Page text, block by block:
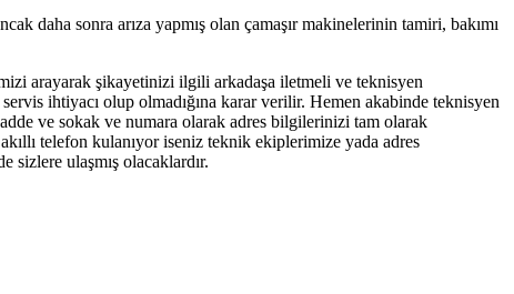
daha sonra arıza yapmış olan çamaşır makinelerinin tamiri, bakımı
arayarak şikayetinizi ilgili arkadaşa iletmeli ve teknisyen
ihtiyacı olup olmadığına karar verilir. Hemen akabinde teknisyen
ve sokak ve numara olarak adres bilgilerinizi tam olarak
telefon kulanıyor iseniz teknik ekiplerimize yada adres
sizlere ulaşmış olacaklardır.